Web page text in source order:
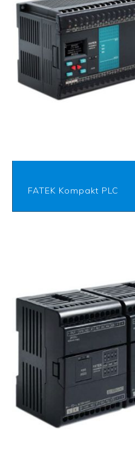
FATEK Kompakt PLC